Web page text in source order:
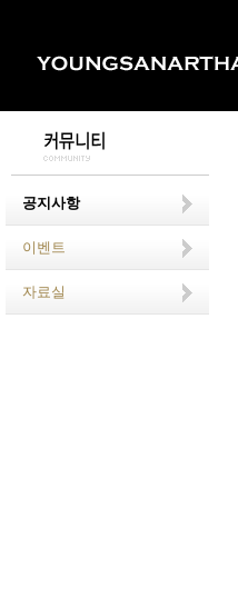
공지사항
이벤트
자료실